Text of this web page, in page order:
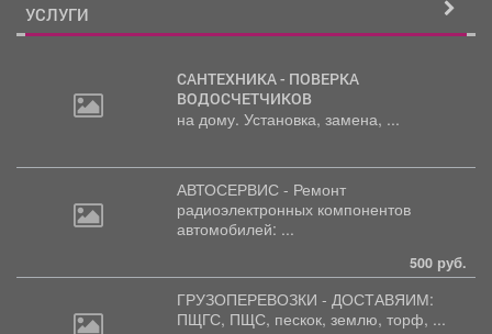
УСЛУГИ
САНТЕХНИКА - ПОВЕРКА
ВОДОСЧЕТЧИКОВ
на дому. Установка, замена, ...
АВТОСЕРВИС - Ремонт
радиоэлектронных компонентов
автомобилей: ...
500 руб.
ГРУЗОПЕРЕВОЗКИ - ДОСТАВЯИМ:
ПЩГС, ПЩС, пескок, землю, торф, ...